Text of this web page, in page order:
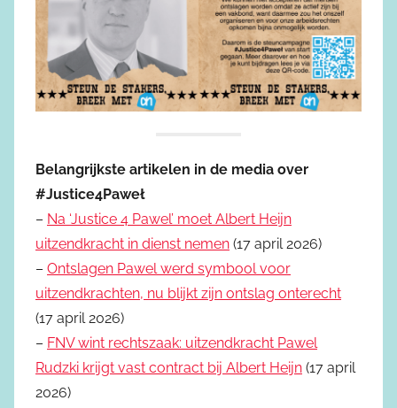
Belangrijkste artikelen in de media over
#Justice4Paweł
– Na ‘Justice 4 Pawel’ moet Albert Heijn
uitzendkracht in dienst nemen (17 april 2026)
– Ontslagen Pawel werd symbool voor
uitzendkrachten, nu blijkt zijn ontslag onterecht
(17 april 2026)
– FNV wint rechtszaak: uitzendkracht Pawel
Rudzki krijgt vast contract bij Albert Heijn (17 april
2026)